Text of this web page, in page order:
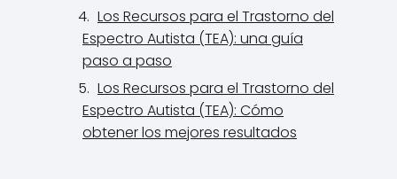
Los Recursos para el Trastorno del
Espectro Autista (TEA): una guía
paso a paso
Los Recursos para el Trastorno del
Espectro Autista (TEA): Cómo
obtener los mejores resultados